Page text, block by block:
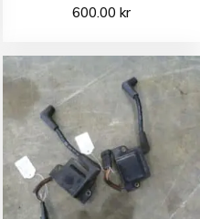
600.00 kr